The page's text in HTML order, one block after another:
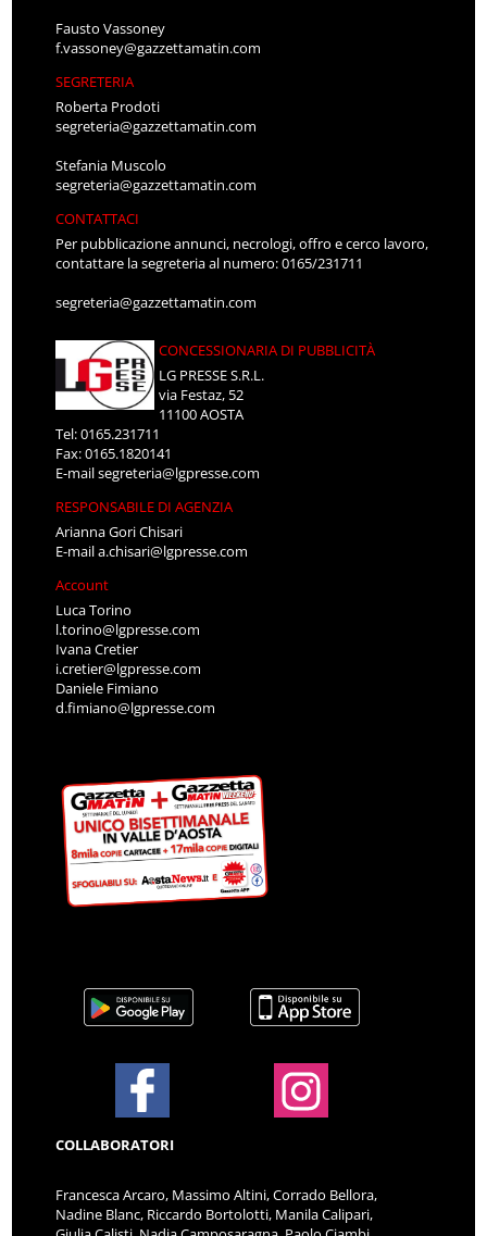
Fausto Vassoney
f.vassoney@gazzettamatin.com
SEGRETERIA
Roberta Prodoti
segreteria@gazzettamatin.com
Stefania Muscolo
segreteria@gazzettamatin.com
CONTATTACI
Per pubblicazione annunci, necrologi, offro e cerco lavoro,
contattare la segreteria al numero: 0165/231711
segreteria@gazzettamatin.com
CONCESSIONARIA DI PUBBLICITÀ
LG PRESSE S.R.L.
via Festaz, 52
11100 AOSTA
Tel: 0165.231711
Fax: 0165.1820141
E-mailsegreteria@lgpresse.com
RESPONSABILE DI AGENZIA
Arianna Gori Chisari
E-maila.chisari@lgpresse.com
Account
Luca Torino
l.torino@lgpresse.com
Ivana Cretier
i.cretier@lgpresse.com
Daniele Fimiano
d.fimiano@lgpresse.com
COLLABORATORI
Francesca Arcaro, Massimo Altini, Corrado Bellora,
Nadine Blanc, Riccardo Bortolotti, Manila Calipari,